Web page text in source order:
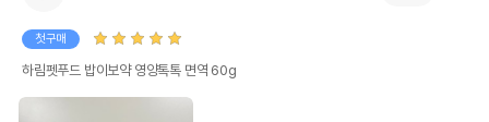
첫구매
하림펫푸드 밥이보약 영양톡톡 면역 60g